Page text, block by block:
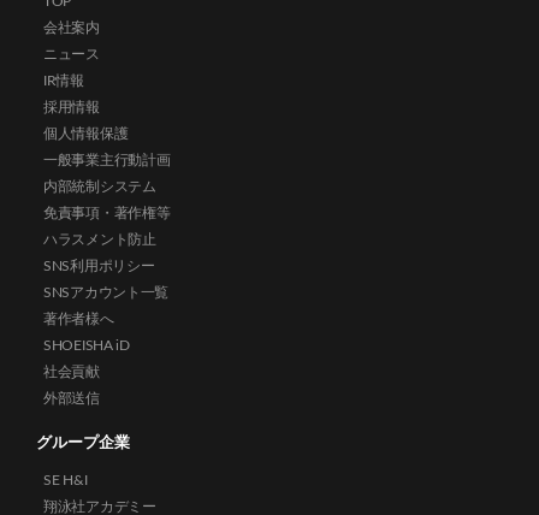
会社案内
ニュース
IR情報
採用情報
個人情報保護
一般事業主行動計画
内部統制システム
免責事項・著作権等
ハラスメント防止
SNS利用ポリシー
SNSアカウント一覧
著作者様へ
SHOEISHA iD
社会貢献
外部送信
グループ企業
SE H&I
翔泳社アカデミー